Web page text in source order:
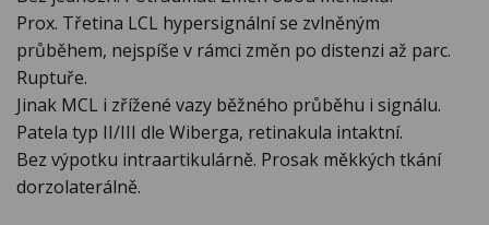
Prox. Třetina LCL hypersignální se zvlněným
průběhem, nejspíše v rámci změn po distenzi až parc.
Ruptuře.
Jinak MCL i zřížené vazy běžného průběhu i signálu.
Patela typ II/III dle Wiberga, retinakula intaktní.
Bez výpotku intraartikulárně. Prosak měkkých tkání
dorzolaterálně.